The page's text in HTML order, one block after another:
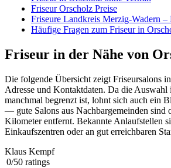
Friseur Orscholz Preise
Friseure Landkreis Merzig-Wadern
Häufige Fragen zum Friseur in
Friseur in der Nähe von
Die folgende Übersicht zeigt Friseursalons
Adresse und Kontaktdaten. Da die Auswahl
manchmal begrenzt ist, lohnt sich auch ein
— gute Salons aus Nachbargemeinden sind
Kilometer entfernt. Bekannte Anlaufstellen
Einkaufszentren oder an gut erreichbaren
Klaus Kempf
0/50 ratings